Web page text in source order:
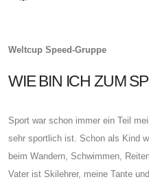
Weltcup Speed-Gruppe
WIE BIN ICH ZUM
Sport war schon immer ein Teil
sehr sportlich ist. Schon als Kind
beim Wandern, Schwimmen,
Vater ist Skilehrer, meine Tante